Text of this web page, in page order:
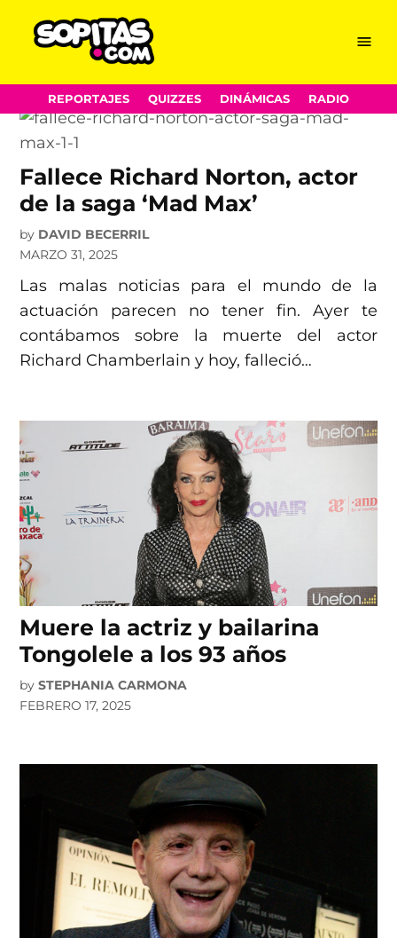
content
Menu
REPORTAJES QUIZZES DINÁMICAS RADIO
muertes
Fallece Richard Norton, actor
de la saga ‘Mad Max’
by DAVID BECERRIL
MARZO 31, 2025
Las malas noticias para el mundo de la
actuación parecen no tener fin. Ayer te
contábamos sobre la muerte del actor
Richard Chamberlain y hoy, falleció…
Muere la actriz y bailarina
Tongolele a los 93 años
by STEPHANIA CARMONA
FEBRERO 17, 2025